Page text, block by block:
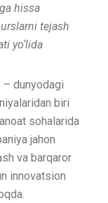
hissa
tejash
yo‘lida
– dunyodagi
biri
sohalarida
jahon
va barqaror
innovatsion